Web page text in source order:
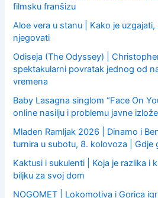
filmsku franšizu
Aloe vera u stanu | Kako je uzgajati,
njegovati
Odiseja (The Odyssey) |
spektakularni povratak jednog od
vremena
Baby Lasagna singlom “Face On
online nasilju i problemu javne
Mladen Ramljak 2026 | Dinamo i
turnira u subotu, 8. kolovoza | Gdje
Kaktusi i sukulenti | Koja je razlika i
biljku za svoj dom
NOGOMET | Lokomotiva i Gorica